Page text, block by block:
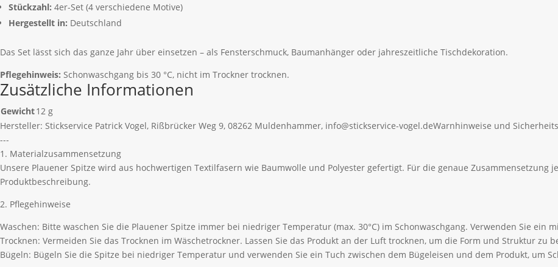
Stückzahl: 4er-Set (4 verschiedene Motive)
Hergestellt in: Deutschland
Das Set lässt sich das ganze Jahr über einsetzen – als Fensterschmuck, Baumanhänger oder jahreszeitliche Tischdekoration.
Pflegehinweis: Schonwaschgang bis 30 °C, nicht im Trockner trocknen.
Zusätzliche Informationen
Gewicht12 g
Hersteller: Stickservice Patrick Vogel, Rißbrücker Weg 9, 08262 Muldenhammer, info@stickservice-vogel.deWarnhinweise und
---
1. Materialzusammensetzung
Unsere Plauener Spitze wird aus hochwertigen Textilfasern wie Baumwolle und Polyester gefertigt. Für die genaue Zusammensetzung
Produktbeschreibung.
2. Pflegehinweise
Waschen: Bitte waschen Sie die Plauener Spitze immer bei niedriger Temperatur (max. 30°C) im Schonwaschgang. Verwenden Sie
Trocknen: Vermeiden Sie das Trocknen im Wäschetrockner. Lassen Sie das Produkt an der Luft trocknen, um die Form und Struktur zu
Bügeln: Bügeln Sie die Spitze bei niedriger Temperatur und verwenden Sie ein Tuch zwischen dem Bügeleisen und dem Produkt, um